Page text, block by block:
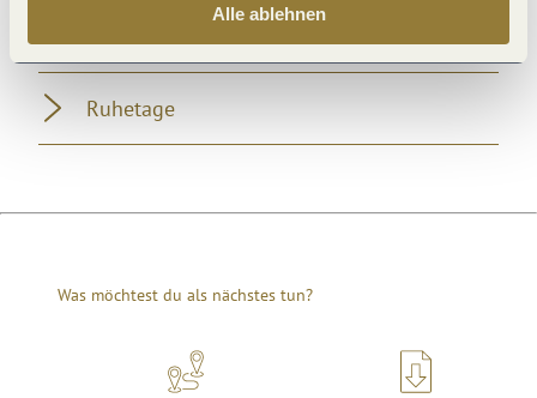
Alle ablehnen
Ruhetage
Was möchtest du als nächstes tun?